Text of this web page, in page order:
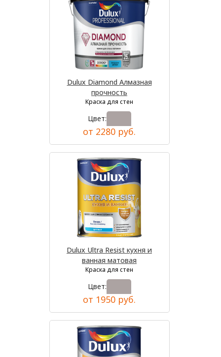
Dulux Diamond Алмазная
прочность
Краска для стен
Цвет:
от 2280 руб.
Dulux Ultra Resist кухня и
ванная матовая
Краска для стен
Цвет:
от 1950 руб.